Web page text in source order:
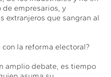
empresarios, y
extranjeros que sangran al
con la reforma electoral?
amplio debate, es tiempo